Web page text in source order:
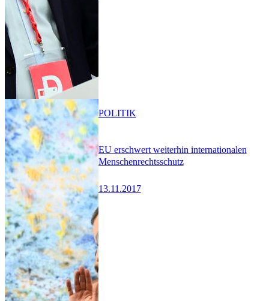
EU erschwert weiterhin internationalen
Menschenrechtsschutz
13.11.2017
POLITIK